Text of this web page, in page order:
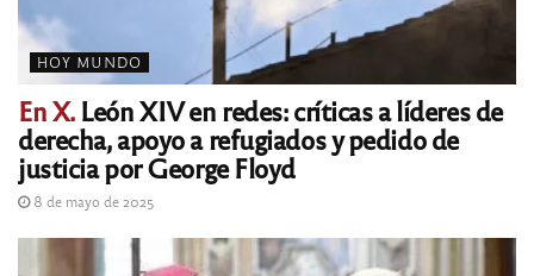
HOY MUNDO
En X.León XIV en redes: críticas a líderes de
derecha, apoyo a refugiados y pedido de
justicia por George Floyd
8 de mayo de 2025